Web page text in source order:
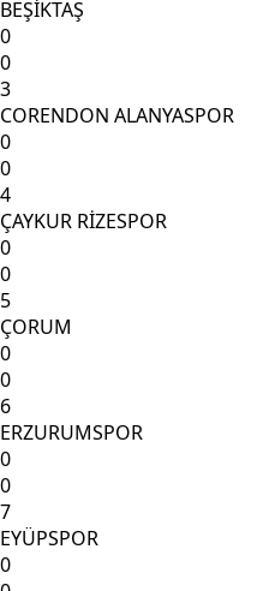
BEŞİKTAŞ
0
0
3
CORENDON ALANYASPOR
0
0
4
ÇAYKUR RİZESPOR
0
0
5
ÇORUM
0
0
6
ERZURUMSPOR
0
0
7
EYÜPSPOR
0